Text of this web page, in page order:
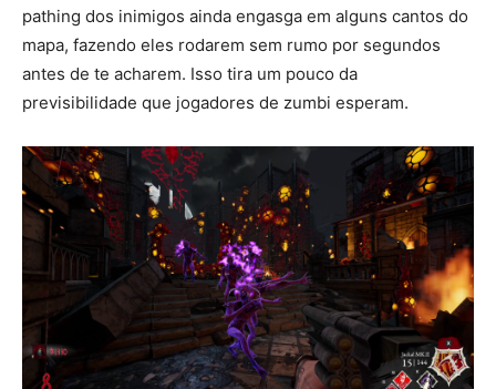
pathing dos inimigos ainda engasga em alguns cantos do
mapa, fazendo eles rodarem sem rumo por segundos
antes de te acharem. Isso tira um pouco da
previsibilidade que jogadores de zumbi esperam.